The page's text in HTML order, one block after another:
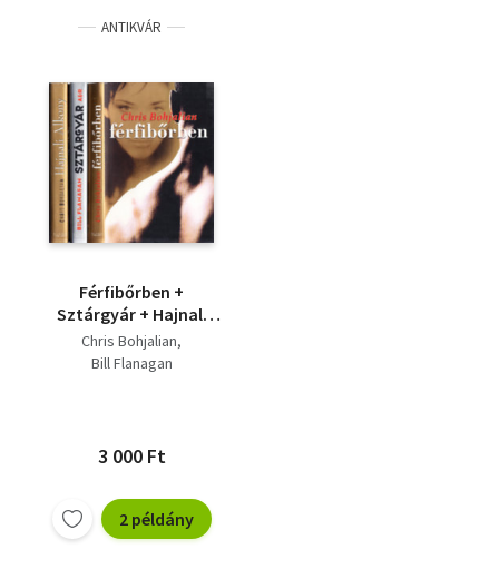
ANTIKVÁR
Férfibőrben +
Sztárgyár + Hajnali
alkony
Chris Bohjalian
Bill Flanagan
3 000 Ft
2 példány